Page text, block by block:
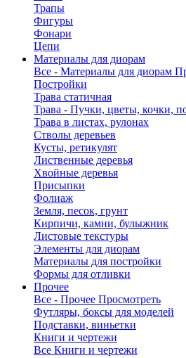
Трапы
Фигуры
Фонари
Цепи
Материалы для диорам
Все - Материалы для диорам
Постройки
Трава статичная
Трава - Пучки, цветы, кочки,
Трава в листах, рулонах
Стволы деревьев
Кусты, ретикулят
Лиственные деревья
Хвойные деревья
Присыпки
Фолиаж
Земля, песок, грунт
Кирпичи, камни, булыжник
Листовые текстуры
Элементы для диорам
Материалы для постройки
Формы для отливки
Прочее
Все - Прочее Просмотреть
Футляры, боксы для моделей
Подставки, виньетки
Книги и чертежи
Все Книги и чертежи